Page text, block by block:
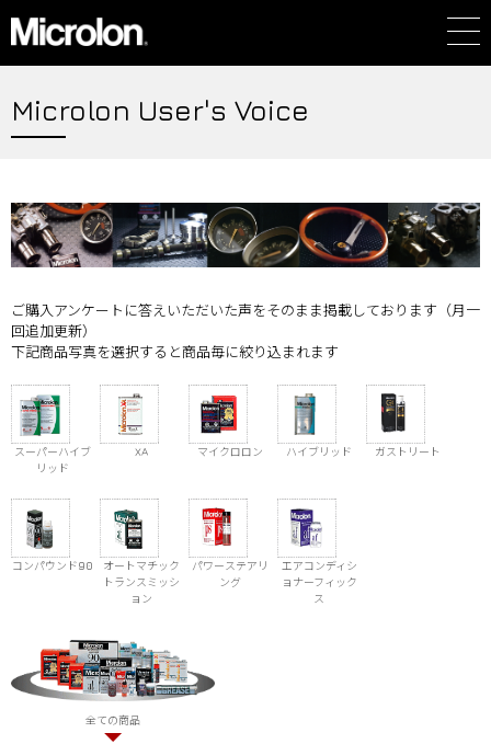
Microlon User's Voice
ご購入アンケートに答えいただいた声をそのまま掲載しております（月一
回追加更新）
下記商品写真を選択すると商品毎に絞り込まれます
スーパーハイブ
リッド
XA マイクロロン ハイブリッド ガストリート
コンパウンド90
オートマチック
トランスミッシ
ョン
パワーステアリ
ング
エアコンディシ
ョナーフィック
ス
全ての商品